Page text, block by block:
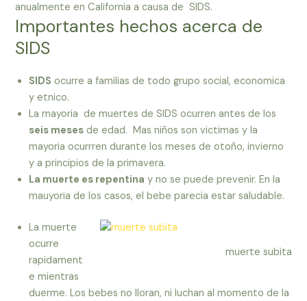
anualmente en California a causa de SIDS.
Importantes hechos acerca de
SIDS
SIDS ocurre a familias de todo grupo social, economica
y etnico.
La mayoria de muertes de SIDS ocurren antes de los
seis meses de edad. Mas niños son victimas y la
mayoria ocurrren durante los meses de otoño, invierno
y a principios de la primavera.
La muerte es repentina y no se puede prevenir. En la
mauyoria de los casos, el bebe parecia estar saludable.
muerte subita
La muerte
ocurre
rapidament
e mientras
duerme. Los bebes no lloran, ni luchan al momento de la